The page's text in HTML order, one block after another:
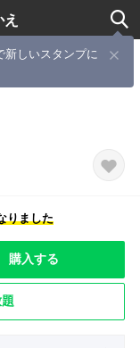
新しいスタンプに
vol.2河合アメリ
りました
購入する